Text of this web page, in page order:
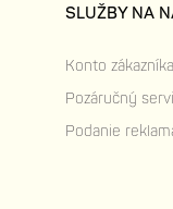
SLUŽBY NA
Konto zákazníka
Pozáručný
Podanie